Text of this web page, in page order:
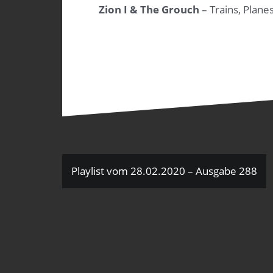
Zion I & The Grouch – Trains,
Beitragsnavigation
Playlist vom 28.02.2020 – Ausgabe 288